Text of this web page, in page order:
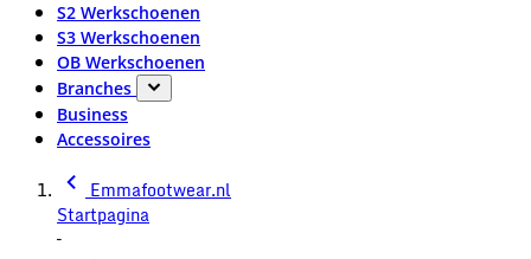
S2 Werkschoenen
S3 Werkschoenen
OB Werkschoenen
Branches
Business
Accessoires
Emmafootwear.nl
Startpagina
–